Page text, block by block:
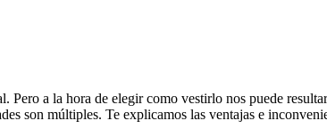
a la hora de elegir como vestirlo nos puede
son múltiples. Te explicamos las ventajas e